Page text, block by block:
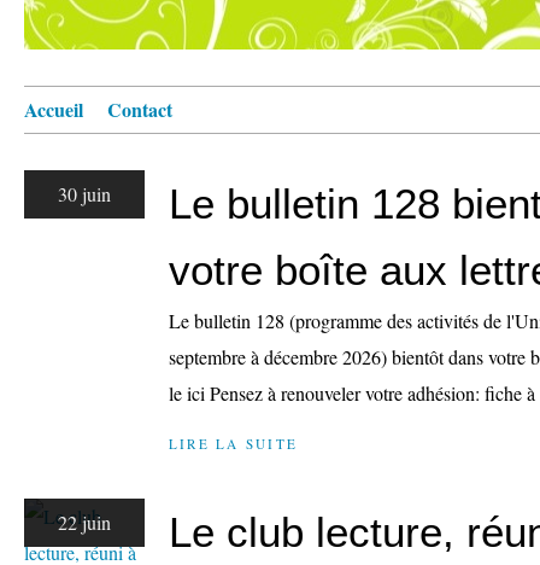
Accueil Contact
30 juin
Le bulletin 128
votre boîte aux
Le bulletin 128 (programme des activités de
septembre à décembre 2026) bientôt dans votre
le ici Pensez à renouveler votre adhésion: fiche
LIRE LA SUITE
22 juin
Le club lecture,